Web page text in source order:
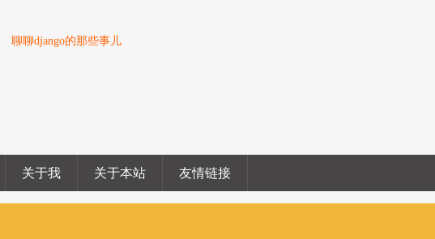
聊聊django的那些事儿
关于我 关于本站 友情链接